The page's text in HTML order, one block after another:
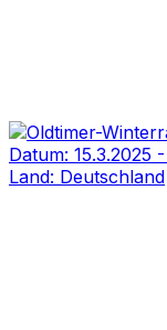
Datum: 15.3.2025 -
Land: Deutschland